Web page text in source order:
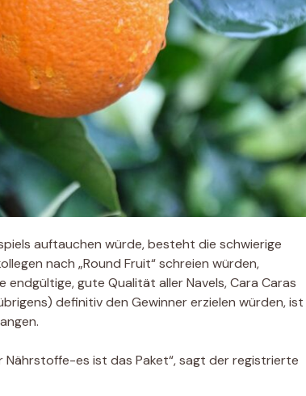
auftauchen würde, besteht die schwierige
nach „Round Fruit“ schreien würden,
endgültige, gute Qualität aller Navels, Cara Caras
definitiv den Gewinner erzielen würden, ist
Nährstoffe-es ist das Paket“, sagt der registrierte